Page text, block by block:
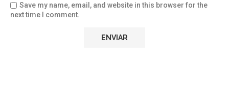
Save my name, email, and website in this browser for the
next time I comment.